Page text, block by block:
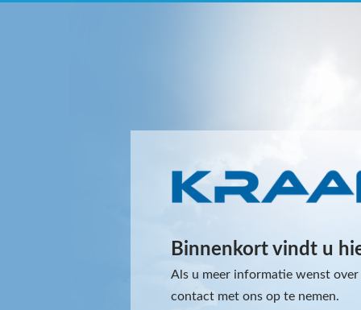
Binnenkort vindt u
Als u meer informatie wenst
contact met ons op te nemen.